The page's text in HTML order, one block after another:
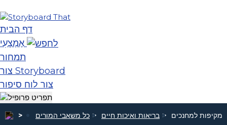
דף הבית
אֶמְצָעִי
תמחור
צור Storyboard
צור לוח סיפור
כל משאבי המורים בריאות ואיכות חיים מקיפות למחנכים